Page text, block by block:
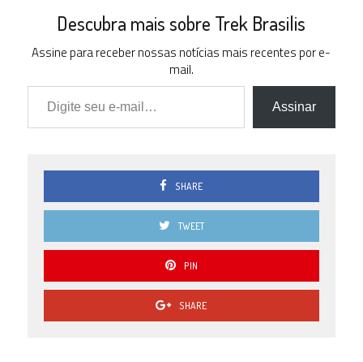
Descubra mais sobre Trek Brasilis
Assine para receber nossas notícias mais recentes por e-
mail.
Digite seu e-mail…
Assinar
SHARE
TWEET
PIN
SHARE